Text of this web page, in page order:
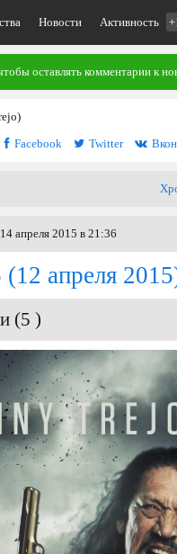
Новости Активность
оставлять комментарии к
Facebook Twitter
апреля 2015 в 21:36
(12 апреля
(5 )